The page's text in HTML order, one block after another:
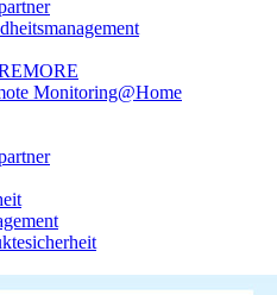
Monitoring@Home